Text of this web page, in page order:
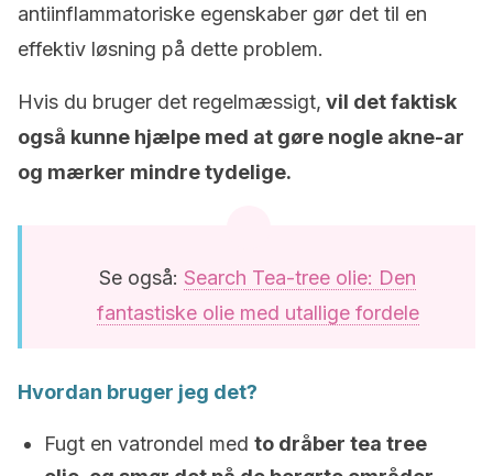
antiinflammatoriske egenskaber gør det til en
effektiv løsning på dette problem.
Hvis du bruger det regelmæssigt, vil det faktisk
også kunne hjælpe med at gøre nogle akne-ar
og mærker mindre tydelige.
Se også: Search Tea-tree olie: Den
fantastiske olie med utallige fordele
Hvordan bruger jeg det?
Fugt en vatrondel med to dråber tea tree